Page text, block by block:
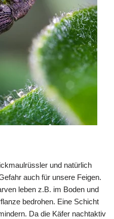
und natürlich
auch für unsere Feigen.
leben z.B. im Boden und
bedrohen. Eine Schicht
Da die Käfer nachtaktiv